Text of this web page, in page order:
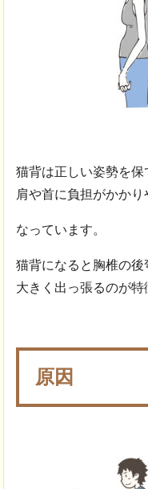
猫背は正しい姿勢を
肩や首に負担がかかり
なっています。
猫背になると胸椎の
大きく出っ張るのが特
原因